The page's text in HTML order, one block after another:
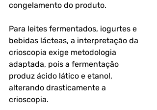
congelamento do produto.
Para leites fermentados, iogurtes e
bebidas lácteas, a interpretação da
crioscopia exige metodologia
adaptada, pois a fermentação
produz ácido lático e etanol,
alterando drasticamente a
crioscopia.